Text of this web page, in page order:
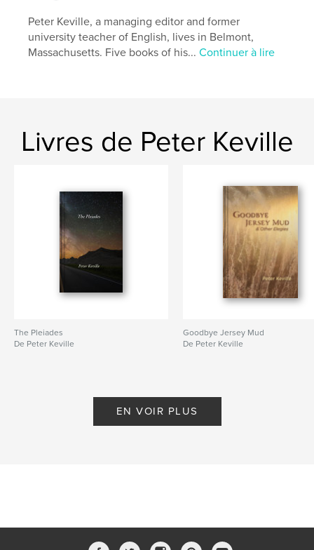
Peter Keville, a managing editor and former
university teacher of English, lives in Belmont,
Massachusetts. Five books of his...Continuer à lire
Livres de Peter Keville
The Pleiades
De Peter Keville
Goodbye Jersey Mud
De Peter Keville
EN VOIR PLUS